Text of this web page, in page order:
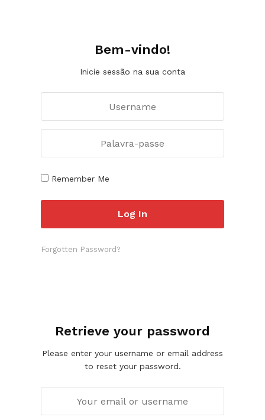
Bem-vindo!
Inicie sessão na sua conta
Remember Me
Forgotten Password?
Retrieve your password
Please enter your username or email address
to reset your password.